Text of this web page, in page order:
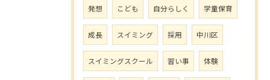
発想 こども 自分らしく 学童保育
成長 スイミング 採用 中川区
スイミングスクール 習い事 体験